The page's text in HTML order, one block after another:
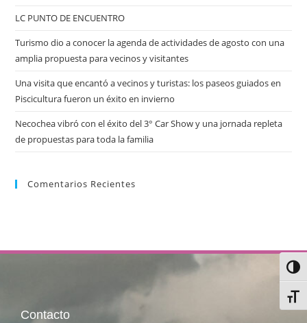
LC PUNTO DE ENCUENTRO
Turismo dio a conocer la agenda de actividades de agosto con una
amplia propuesta para vecinos y visitantes
Una visita que encantó a vecinos y turistas: los paseos guiados en
Piscicultura fueron un éxito en invierno
Necochea vibró con el éxito del 3° Car Show y una jornada repleta
de propuestas para toda la familia
Comentarios Recientes
Contacto